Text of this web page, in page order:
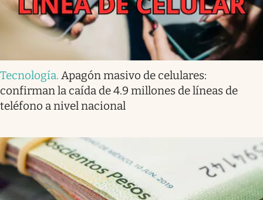
Tecnología. Apagón masivo de celulares:
confirman la caída de 4.9 millones de líneas de
teléfono a nivel nacional